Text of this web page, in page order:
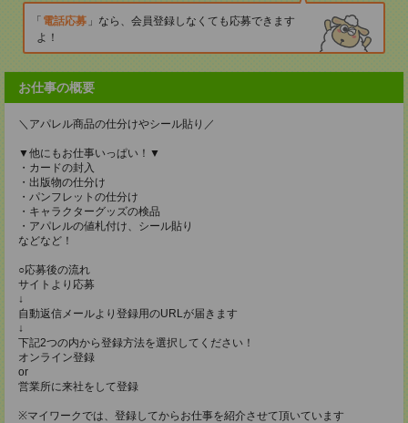
電話応募
なら、会員登録しなくても応募できます
よ！
お仕事の概要
＼アパレル商品の仕分けやシール貼り／
▼他にもお仕事いっぱい！▼
・カードの封入
・出版物の仕分け
・パンフレットの仕分け
・キャラクターグッズの検品
・アパレルの値札付け、シール貼り
などなど！
○応募後の流れ
サイトより応募
↓
自動返信メールより登録用のURLが届きます
↓
下記2つの内から登録方法を選択してください！
オンライン登録
or
営業所に来社をして登録
※マイワークでは、登録してからお仕事を紹介させて頂いています